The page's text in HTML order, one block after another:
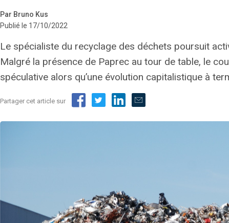
Par Bruno Kus
Publié le 17/10/2022
Le spécialiste du recyclage des déchets poursuit
Malgré la présence de Paprec au tour de table, le
spéculative alors qu’une évolution capitalistique à
Partager cet article sur